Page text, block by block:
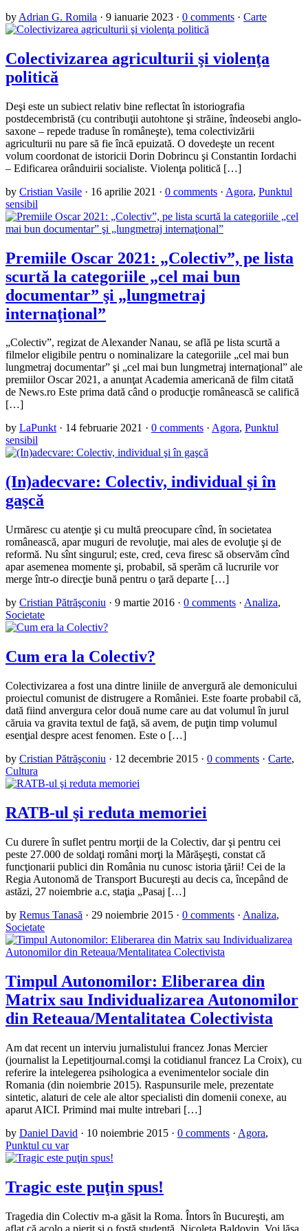
by Adrian G. Romila · 9 ianuarie 2023 · 0 comments · Carte
Colectivizarea agriculturii şi violenţa
politică
Deşi este un subiect relativ bine reflectat în istoriografia
postdecembristă (cu contribuţii autohtone şi străine, îndeosebi anglo-
saxone – repede traduse în româneşte), tema colectivizării
agriculturii nu pare să fie încă epuizată. O dovedeşte un recent
volum coordonat de istoricii Dorin Dobrincu şi Constantin Iordachi
– Edificarea orânduirii socialiste. Violenţa politică […]
by Cristian Vasile · 16 aprilie 2021 · 0 comments · Agora, Punktul
sensibil
Premiile Oscar 2021: „Colectiv”, pe lista
scurtă la categoriile „cel mai bun
documentar” şi „lungmetraj
internaţional”
„Colectiv”, regizat de Alexander Nanau, se află pe lista scurtă a
filmelor eligibile pentru o nominalizare la categoriile „cel mai bun
lungmetraj documentar” şi „cel mai bun lungmetraj internaţional” ale
premiilor Oscar 2021, a anunţat Academia americană de film citată
de News.ro Este prima dată când o producţie românească se califică
[…]
by LaPunkt · 14 februarie 2021 · 0 comments · Agora, Punktul
sensibil
(In)adecvare: Colectiv, individual şi în
gaşcă
Urmăresc cu atenţie şi cu multă preocupare cînd, în societatea
românească, apar muguri de revoluţie, mai ales de evoluţie şi de
reformă. Nu sînt singurul; este, cred, ceva firesc să observăm cînd
apar asemenea momente şi, probabil, să sperăm că lucrurile vor
merge într-o direcţie bună pentru o ţară departe […]
by Cristian Pătrăşconiu · 9 martie 2016 · 0 comments · Analiza,
Societate
Cum era la Colectiv?
Colectivizarea a fost una dintre liniile de anvergură ale demonicului
proiectul comunist de distrugere a României. Este foarte probabil că,
dată fiind anvergura celor două nume care au dat volumul în jurul
căruia va gravita textul de faţă, să avem, de puţin timp volumul
esenţial despre acest fenomen. Este o […]
by Cristian Pătrăşconiu · 12 decembrie 2015 · 0 comments · Carte,
Cultura
RATB-ul şi reduta memoriei
Cu durere în suflet pentru morţii de la Colectiv, dar şi pentru cei
peste 27.000 de soldaţi români morţi la Mărăşeşti, constat că
funcţionarii publici din România nu cunosc istoria ţării! Cei de la
Regia Autonomă de Transport Bucureşti au decis ca, începând de
astăzi, 27 noiembrie a.c, staţia „Pasaj […]
by Remus Tanasă · 29 noiembrie 2015 · 0 comments · Analiza,
Societate
Timpul Autonomilor: Eliberarea din
Matrix sau Individualizarea Autonomilor
din Reteaua/Mentalitatea Colectivista
Am dat recent un interviu jurnalistului francez Jonas Mercier
(journalist la Lepetitjournal.comşi la cotidianul francez La Croix), cu
referire la intelegerea psihologica a evenimentelor sociale din
Romania (din noiembrie 2015). Raspunsurile mele, prezentate
sintetic, alaturi de cele ale altor specialisti din domenii conexe, au
aparut AICI. Primind mai multe intrebari […]
by Daniel David · 10 noiembrie 2015 · 0 comments · Agora,
Punktul cu var
Tragic este puţin spus!
Tragedia din Colectiv m-a găsit la Roma. Întors în Bucureşti, am
aflat că acolo a pierit şi o fostă studentă, Nicoleta Baldovin. Voi lăsa